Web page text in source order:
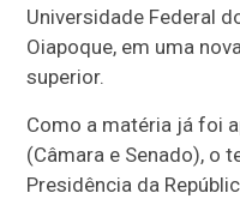
Universidade Federal
Oiapoque, em uma
superior.
Como a matéria já foi
(Câmara e Senado), o
Presidência da